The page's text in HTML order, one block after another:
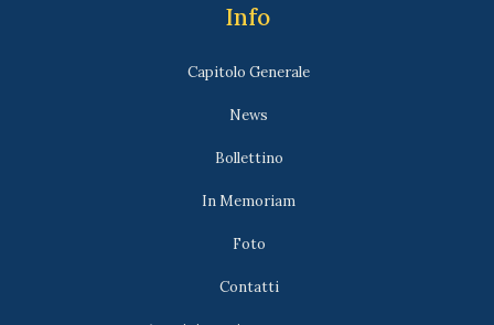
Info
Capitolo Generale
News
Bollettino
In Memoriam
Foto
Contatti